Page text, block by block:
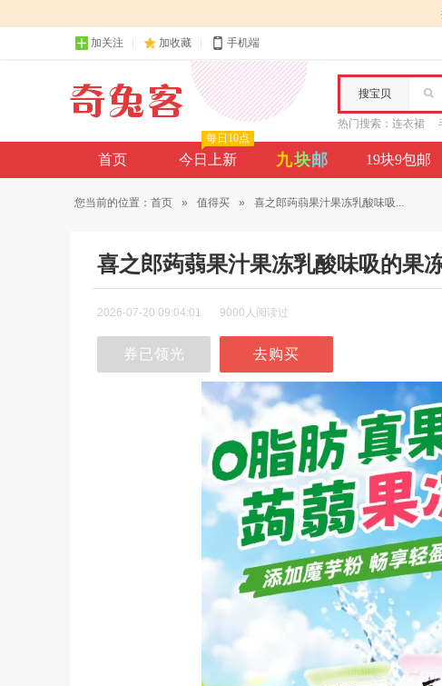
加关注 加收藏 手机端
搜宝贝
热门搜索： 连衣裙
首页 今日上新
每日10点
九块邮 19块9包邮
您当前的位置： 首页 » 值得买 » 喜之郎蒟蒻果汁果冻乳酸味吸...
喜之郎蒟蒻果汁果冻乳酸味吸的果
2026-07-20 09:04:01 9000人阅读过
券已领光 去购买